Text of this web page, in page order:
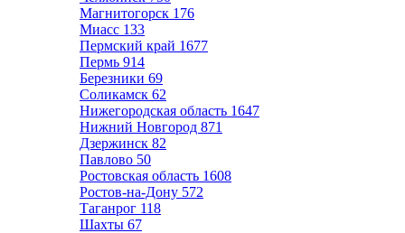
Магнитогорск 176
Миасс 133
Пермский край 1677
Пермь 914
Березники 69
Соликамск 62
Нижегородская область 1647
Нижний Новгород 871
Дзержинск 82
Павлово 50
Ростовская область 1608
Ростов-на-Дону 572
Таганрог 118
Шахты 67